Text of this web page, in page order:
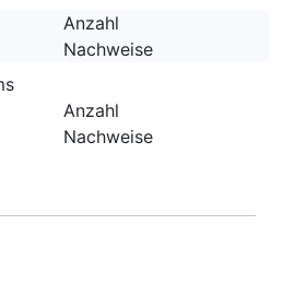
Anzahl
Nachweise
Anzahl
Nachweise